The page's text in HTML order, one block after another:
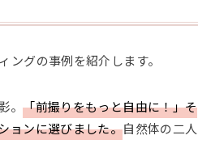
ングの事例を紹介します。
。「前撮りをもっと自由に！」そ
ョンに選びました。自然体の二人